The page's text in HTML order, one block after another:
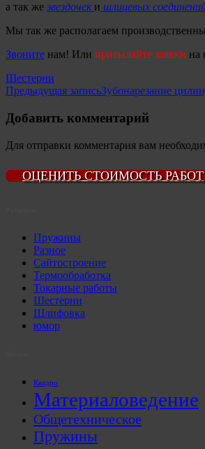
а так же звездочек и шлицевых
Мы так же располагаем
Звоните нам! Или присылайте заявки на
Шестерни
Навигация
по
записям
Предыдущая записьЗубонарезание
Добавить комментарий
Для отправки комментария вам
ОЦЕНИТЬ СТОИМОСТЬ РАБОТ
Пружины
Разное
Сайтостроение
Термообработка
Токарные работы
Шестерни
Шлифовка
юмор
Квадро
Материаловедение
Общетехническое
Пружины